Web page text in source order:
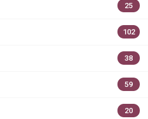
25
102
38
59
20